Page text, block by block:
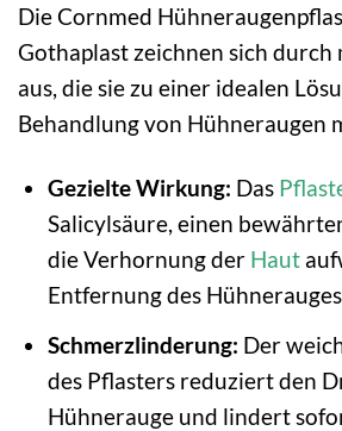
Die Cornmed
Gothaplast zeichnen sich
aus, die sie zu einer idealen
Behandlung von Hühneraugen
Gezielte Wirkung: Das
Salicylsäure, einen
die Verhornung der Haut
Entfernung des
Schmerzlinderung: Der
des Pflasters reduziert den
Hühnerauge und lindert